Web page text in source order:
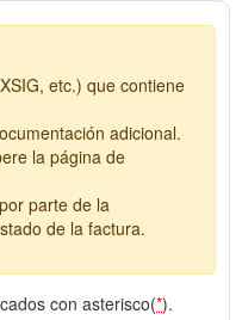
etc.) que contiene
adicional.
la página de
parte de la
de la factura.
con asterisco(*).